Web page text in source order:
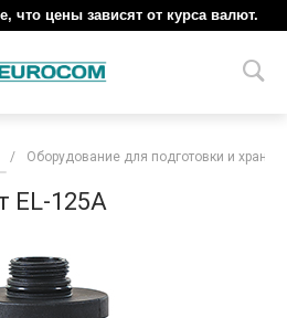
цены зависят от курса валют.
/ Оборудование для подготовки и
EL-125A